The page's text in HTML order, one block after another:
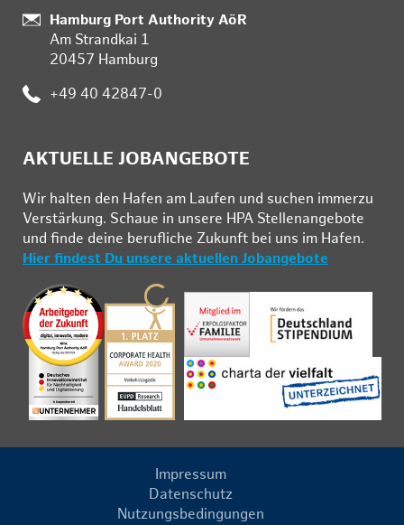
Standort:
Hamburg Port Authority AöR
Am Strandkai 1
20457 Hamburg
Telefon:
+49 40 42847-0
AKTUELLE JOBANGEBOTE
Wir hal­ten den Ha­fen am Lau­fen und su­chen im­mer­zu
Ver­stär­kung. Schau­e in un­se­re HPA Stel­len­an­ge­bo­te
und fin­de deine be­ruf­li­che Zu­kunft bei uns im Ha­fen.
Hier findest Du unsere aktuellen Jobangebote
Impressum
Datenschutz
Nutzungsbedingungen